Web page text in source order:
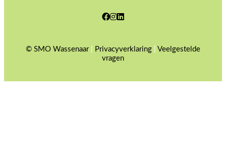
Facebook
Instagram
© SMO Wassenaar| Privacyverklaring
Veelgestelde
vragen